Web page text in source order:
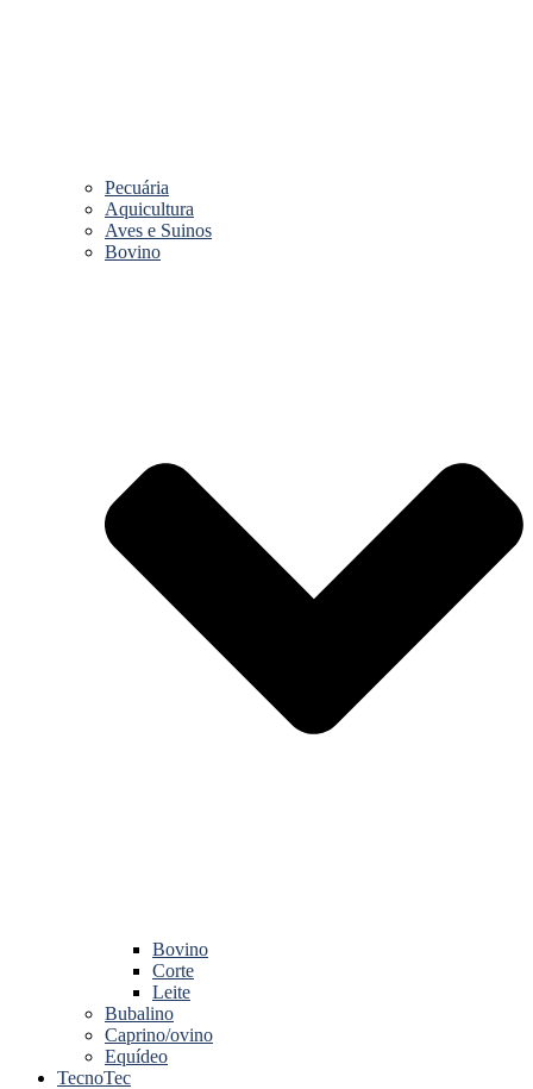
Pecuária
Aquicultura
Aves e Suinos
Bovino
Bovino
Corte
Leite
Bubalino
Caprino/ovino
Equídeo
TecnoTec